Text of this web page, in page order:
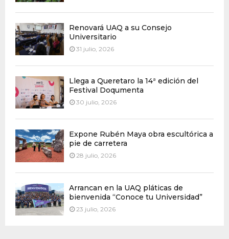
Renovará UAQ a su Consejo
Universitario
31 julio, 2026
Llega a Queretaro la 14ª edición del
Festival Doqumenta
30 julio, 2026
Expone Rubén Maya obra escultórica a
pie de carretera
28 julio, 2026
Arrancan en la UAQ pláticas de
bienvenida “Conoce tu Universidad”
23 julio, 2026